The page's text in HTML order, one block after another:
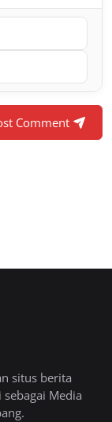
Comment
situs berita
Media